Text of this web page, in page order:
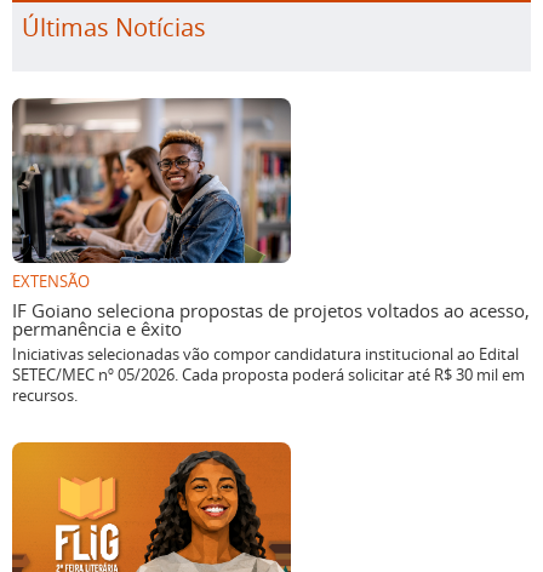
Últimas Notícias
EXTENSÃO
IF Goiano seleciona propostas de projetos voltados ao acesso,
permanência e êxito
Iniciativas selecionadas vão compor candidatura institucional ao Edital
SETEC/MEC nº 05/2026. Cada proposta poderá solicitar até R$ 30 mil em
recursos.